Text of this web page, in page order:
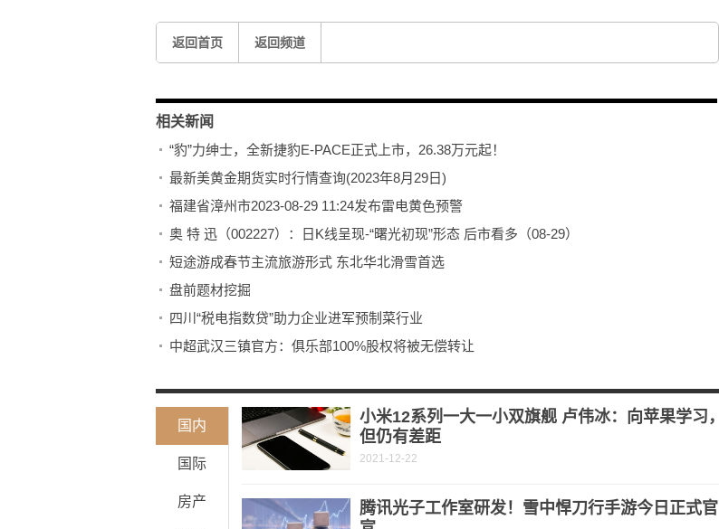
返回首页 返回频道
相关新闻
“豹”力绅士，全新捷豹E-PACE正式上市，26.38万元起！
最新美黄金期货实时行情查询(2023年8月29日)
福建省漳州市2023-08-29 11:24发布雷电黄色预警
奥 特 迅（002227）：日K线呈现-“曙光初现”形态 后市看多（08-29）
短途游成春节主流旅游形式 东北华北滑雪首选
盘前题材挖掘
四川“税电指数贷”助力企业进军预制菜行业
中超武汉三镇官方：俱乐部100%股权将被无偿转让
国内
国际
房产
小米12系列一大一小双旗舰 卢伟冰：向苹果学习，
但仍有差距
2021-12-22
腾讯光子工作室研发！雪中悍刀行手游今日正式官